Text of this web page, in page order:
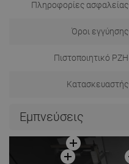
Πληροφορίες ασφαλείας
Όροι εγγύησης
Πιστοποιητικό PZH
Κατασκευαστής
Εμπνεύσεις